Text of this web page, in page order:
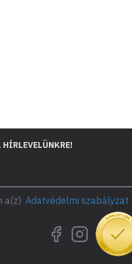
a(z) Adatvédelmi szabályzat